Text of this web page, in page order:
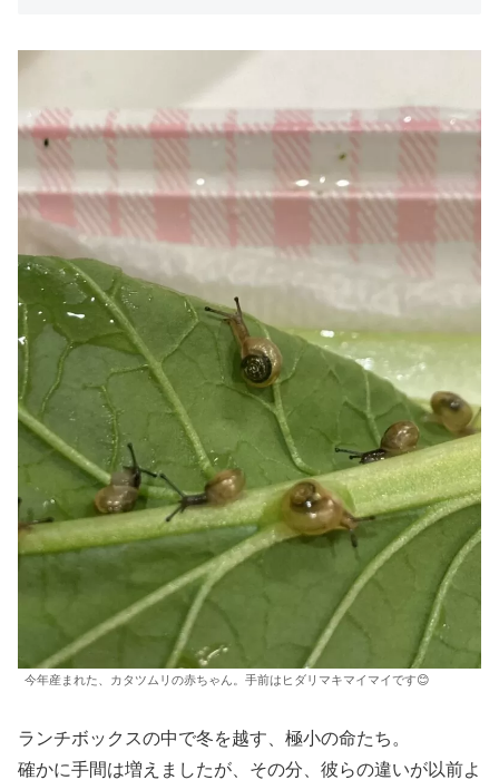
今年産まれた、カタツムリの赤ちゃん。手前はヒダリマキマイマイです😊
ランチボックスの中で冬を越す、極小の命たち。
確かに手間は増えましたが、その分、彼らの違いが以前よ